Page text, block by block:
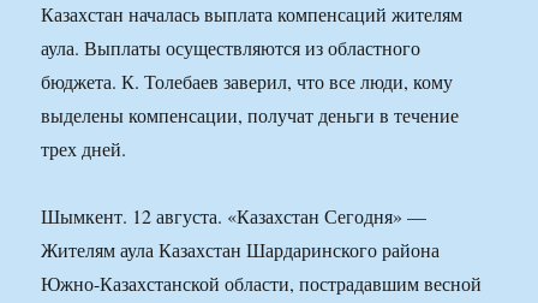
Казахстан началась выплата компенсаций жителям
аула. Выплаты осуществляются из областного
бюджета. К. Толебаев заверил, что все люди, кому
выделены компенсации, получат деньги в течение
трех дней.
Шымкент. 12 августа. «Казахстан Сегодня» —
Жителям аула Казахстан Шардаринского района
Южно-Казахстанской области, пострадавшим весной